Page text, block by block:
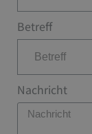
Betreff
Nachricht